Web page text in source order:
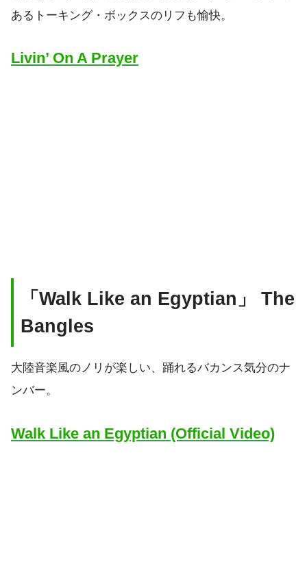
あるトーキング・ボックスのリフも愉快。
Livin’ On A Prayer
「Walk Like an Egyptian」 The
Bangles
大陸音楽風のノリが楽しい、踊れるバカンス気分のナ
ンバー。
Walk Like an Egyptian (Official Video)